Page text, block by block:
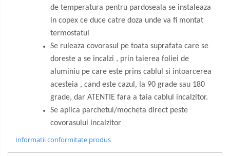
de temperatura pentru pardoseala se instaleaza
in copex ce duce catre doza unde va fi montat
termostatul
Se ruleaza covorasul pe toata suprafata care se
doreste a se incalzi , prin taierea foliei de
aluminiu pe care este prins cablul si intoarcerea
acesteia , cand este cazul, la 90 grade sau 180
grade, dar ATENTIE fara a taia cablul incalzitor.
Se aplica parchetul/mocheta direct peste
covorasului incalzitor
Informatii conformitate produs